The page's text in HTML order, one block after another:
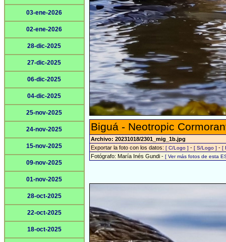
03-ene-2026
02-ene-2026
28-dic-2025
27-dic-2025
06-dic-2025
04-dic-2025
25-nov-2025
24-nov-2025
15-nov-2025
09-nov-2025
01-nov-2025
28-oct-2025
22-oct-2025
18-oct-2025
Biguá - Neotropic
Archivo: 20231018/2301_mig_1b.jpg
Exportar la foto con los datos: [ C/Logo ] - [ S/Logo ] - [
Fotógrafo: María Inés Gundi - [ Ver más fotos de esta